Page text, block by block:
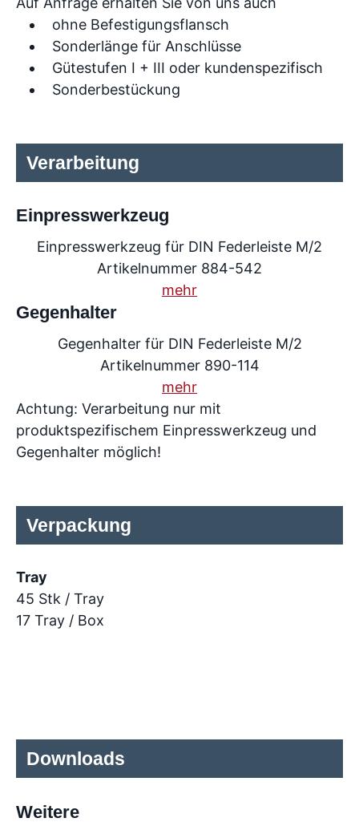
ohne Befestigungsflansch
Sonderlänge für Anschlüsse
Gütestufen I + III oder kundenspezifisch
Sonderbestückung
Verarbeitung
Einpresswerkzeug
Einpresswerkzeug für DIN Federleiste M/2
Artikelnummer 884-542
mehr
Gegenhalter
Gegenhalter für DIN Federleiste M/2
Artikelnummer 890-114
mehr
Achtung: Verarbeitung nur mit
produktspezifischem Einpresswerkzeug und
Gegenhalter möglich!
Verpackung
Tray
45 Stk / Tray
17 Tray / Box
Downloads
Weitere